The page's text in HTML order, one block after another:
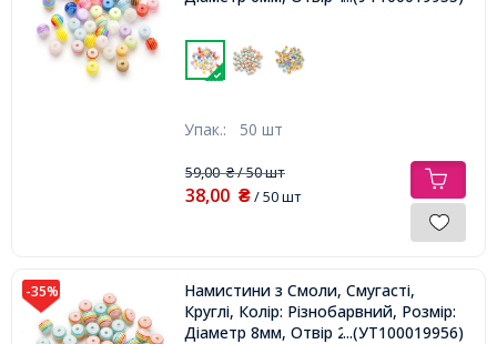
Упак.: 50 шт
59,00₴/ 50 шт
38,00 ₴/ 50 шт
-35%
Намистини з Смоли, Смугасті,
Круглі, Колір: Різнобарвний, Розмір:
Діаметр 8мм, Отвір 2мм,...(УТ100019956)